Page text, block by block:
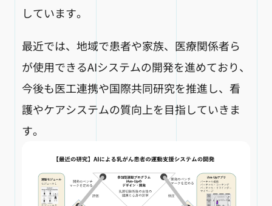
しています。
最近では、地域で患者や家族、医療関係者ら
が使用できるAIシステムの開発を進めており、
今後も医工連携や国際共同研究を推進し、看
護やケアシステムの質向上を目指していきま
す。